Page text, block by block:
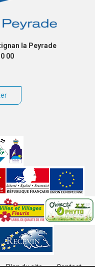
la Peyrade
00